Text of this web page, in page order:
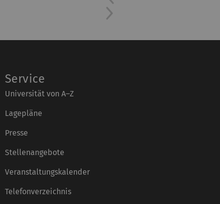
Service
Universität von A–Z
Lagepläne
Presse
Stellenangebote
Veranstaltungskalender
Telefonverzeichnis